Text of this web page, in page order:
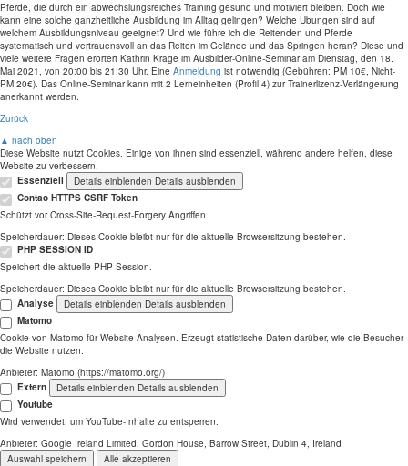
Pferde, die durch ein abwechslungsreiches Training gesund und motiviert bleiben. Doch wie
kann eine solche ganzheitliche Ausbildung im Alltag gelingen? Welche Übungen sind auf
welchem Ausbildungsniveau geeignet? Und wie führe ich die Reitenden und Pferde
systematisch und vertrauensvoll an das Reiten im Gelände und das Springen heran? Diese und
viele weitere Fragen erörtert Kathrin Krage im Ausbilder-Online-Seminar am Dienstag, den 18.
Mai 2021, von 20:00 bis 21:30 Uhr. Eine Anmeldung ist notwendig (Gebühren: PM 10€, Nicht-
PM 20€). Das Online-Seminar kann mit 2 Lerneinheiten (Profil 4) zur Trainerlizenz-Verlängerung
anerkannt werden.
Zurück
▲ nach oben
Diese Website nutzt Cookies. Einige von ihnen sind essenziell, während andere helfen, diese
Website zu verbessern.
Essenziell
Details einblenden Details ausblenden
Contao HTTPS CSRF Token
Schützt vor Cross-Site-Request-Forgery Angriffen.
Speicherdauer: Dieses Cookie bleibt nur für die aktuelle Browsersitzung bestehen.
PHP SESSION ID
Speichert die aktuelle PHP-Session.
Speicherdauer: Dieses Cookie bleibt nur für die aktuelle Browsersitzung bestehen.
Analyse
Details einblenden Details ausblenden
Matomo
Cookie von Matomo für Website-Analysen. Erzeugt statistische Daten darüber, wie die Besucher
die Website nutzen.
Anbieter: Matomo (https://matomo.org/)
Extern
Details einblenden Details ausblenden
Youtube
Wird verwendet, um YouTube-Inhalte zu entsperren.
Anbieter: Google Ireland Limited, Gordon House, Barrow Street, Dublin 4, Ireland
Auswahl speichern
Alle akzeptieren